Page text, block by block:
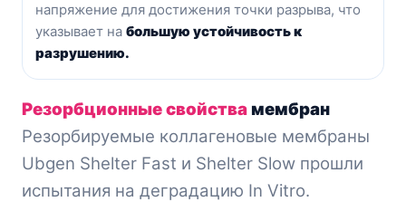
напряжение для достижения точки разрыва, что
указывает на большую устойчивость к
разрушению.
Резорбционные свойства мембран
Резорбируемые коллагеновые мембраны
Ubgen Shelter Fast и Shelter Slow прошли
испытания на деградацию In Vitro.